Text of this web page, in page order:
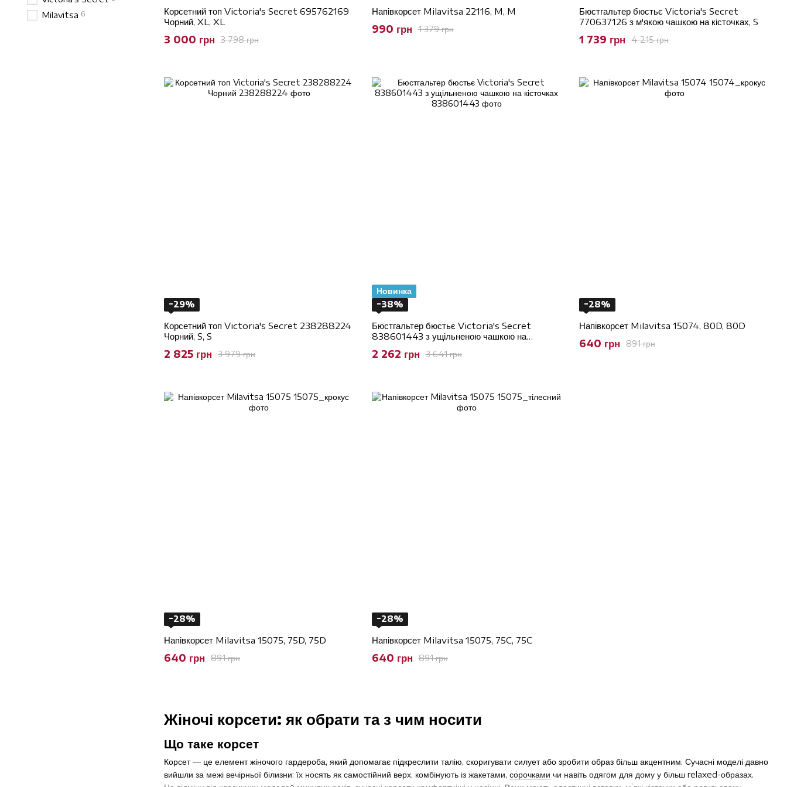
Жіночі корсети: як обрати та з чим носити
Що таке корсет
Корсет — це елемент жіночого гардероба, який допомагає підкреслити талію, скоригувати силует або зробити образ більш акцентним. Сучасні моделі давно
вийшли за межі вечірньої білизни: їх носять як самостійний верх, комбінують із жакетами, сорочками чи навіть одягом для дому у більш relaxed-образах.
Корсетний топ Victoria's Secret 695762169
Чорний, XL, XL
3 798 грн
3 000 грн
Напівкорсет Milavitsa 22116, M, M
1 379 грн
990 грн
Бюстгальтер бюстьє Victoria's Secret
770637126 з м'якою чашкою на кісточках, S
4 215 грн
1 739 грн
−29%
Корсетний топ Victoria's Secret 238288224
Чорний, S, S
3 979 грн
2 825 грн
Новинка
−38%
Бюстгальтер бюстьє Victoria's Secret
838601443 з ущільненою чашкою на
3 641 грн
2 262 грн
−28%
Напівкорсет Milavitsa 15074, 80D, 80D
891 грн
640 грн
−28%
Напівкорсет Milavitsa 15075, 75D, 75D
891 грн
640 грн
−28%
Напівкорсет Milavitsa 15075, 75C, 75C
891 грн
640 грн
Milavitsa 6